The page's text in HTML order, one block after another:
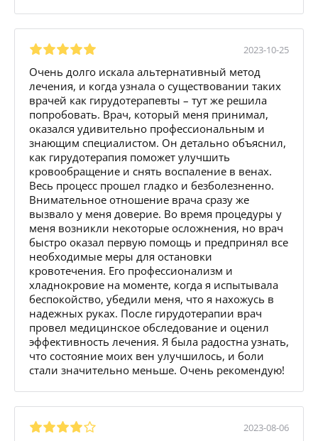
2023-10-25
Очень долго искала альтернативный метод
лечения, и когда узнала о существовании таких
врачей как гирудотерапевты – тут же решила
попробовать. Врач, который меня принимал,
оказался удивительно профессиональным и
знающим специалистом. Он детально объяснил,
как гирудотерапия поможет улучшить
кровообращение и снять воспаление в венах.
Весь процесс прошел гладко и безболезненно.
Внимательное отношение врача сразу же
вызвало у меня доверие. Во время процедуры у
меня возникли некоторые осложнения, но врач
быстро оказал первую помощь и предпринял все
необходимые меры для остановки
кровотечения. Его профессионализм и
хладнокровие на моменте, когда я испытывала
беспокойство, убедили меня, что я нахожусь в
надежных руках. После гирудотерапии врач
провел медицинское обследование и оценил
эффективность лечения. Я была радостна узнать,
что состояние моих вен улучшилось, и боли
стали значительно меньше. Очень рекомендую!
2023-08-06